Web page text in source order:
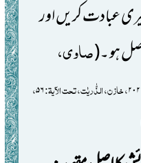
عبادت کریں اور
ہو ۔(صاوی،
، خازن، الذّٰریٰت، تحت الآیۃ:۵۶،